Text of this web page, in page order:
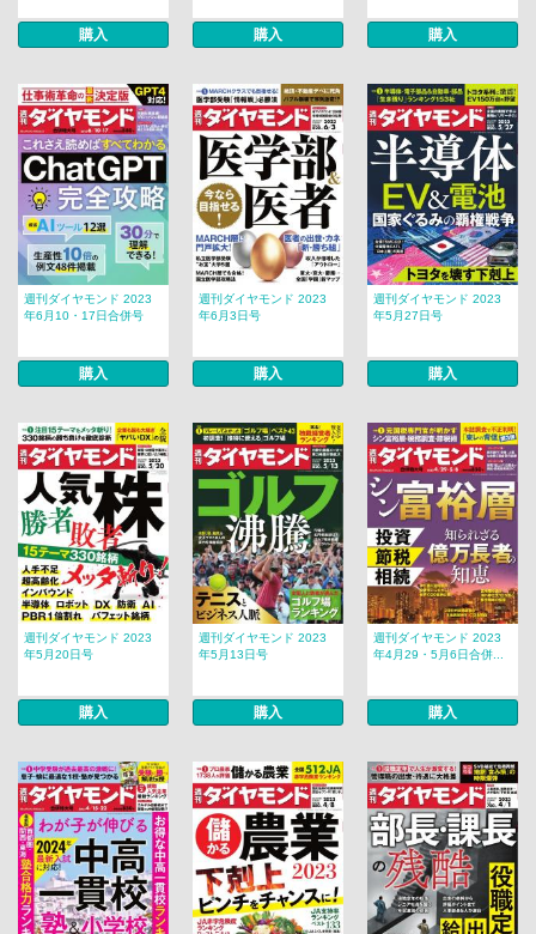
購入 購入 購入
週刊ダイヤモンド 2023
年6月10・17日合併号
購入
週刊ダイヤモンド 2023
年6月3日号
購入
週刊ダイヤモンド 2023
年5月27日号
購入
週刊ダイヤモンド 2023
年5月20日号
購入
週刊ダイヤモンド 2023
年5月13日号
購入
週刊ダイヤモンド 2023
年4月29・5月6日合併...
購入